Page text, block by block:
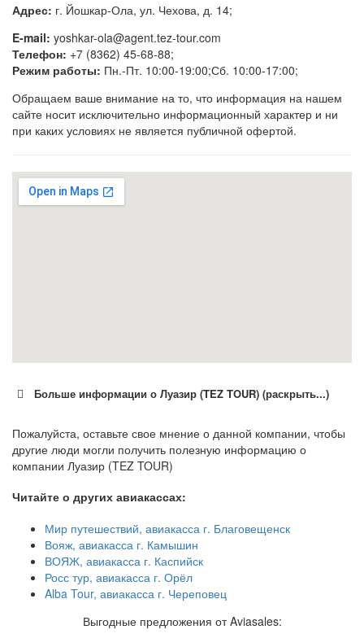
Адрес: г. Йошкар-Ола, ул. Чехова, д. 14;
E-mail: yoshkar-ola@agent.tez-tour.com
Телефон: +7 (8362) 45-68-88;
Режим работы: Пн.-Пт. 10:00-19:00;Сб. 10:00-17:00;
Обращаем ваше внимание на то, что информация на нашем
сайте носит исключительно информационный характер и ни
при каких условиях не является публичной офертой.
Больше информации о Луазир (TEZ TOUR) (раскрыть...)
Пожалуйста, оставьте свое мнение о данной компании, чтобы
другие люди могли получить полезную информацию о
компании Луазир (TEZ TOUR)
Читайте о других авиакассах:
Мир путешествий, авиакасса г. Благовещенск
Вояж, авиакасса г. Камышин
ВОЯЖ, авиакасса г. Каспийск
Росс тур, авиакасса г. Орёл
Alba Tour, авиакасса г. Череповец
Выгодные предложения от Aviasales: